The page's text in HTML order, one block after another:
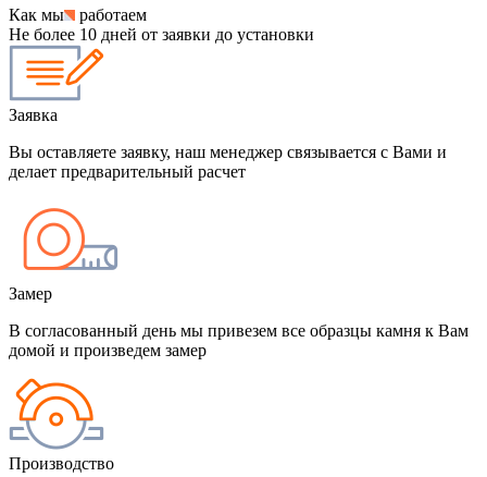
Как мы
работаем
Не более 10 дней от заявки до установки
Заявка
Вы оставляете заявку, наш менеджер связывается с Вами и
делает предварительный расчет
Замер
В согласованный день мы привезем все образцы камня к Вам
домой и произведем замер
Производство